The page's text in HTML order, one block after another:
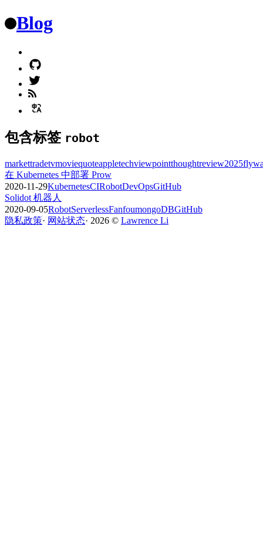
Blog
包含标签 robot
markettradetvmoviequoteappletechviewpointthoughtreview2025
在 Kubernetes 中部署 Prow
2020-11-29KubernetesCIRobotDevOpsGitHub
Solidot 机器人
2020-09-05RobotServerlessFanfoumongoDBGitHub
隐私政策· 网站状态· 2026 ©️ Lawrence Li